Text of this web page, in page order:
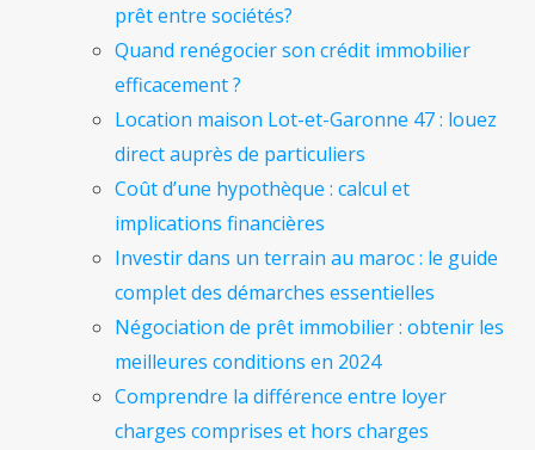
prêt entre sociétés?
Quand renégocier son crédit immobilier
efficacement ?
Location maison Lot-et-Garonne 47 : louez
direct auprès de particuliers
Coût d’une hypothèque : calcul et
implications financières
Investir dans un terrain au maroc : le guide
complet des démarches essentielles
Négociation de prêt immobilier : obtenir les
meilleures conditions en 2024
Comprendre la différence entre loyer
charges comprises et hors charges